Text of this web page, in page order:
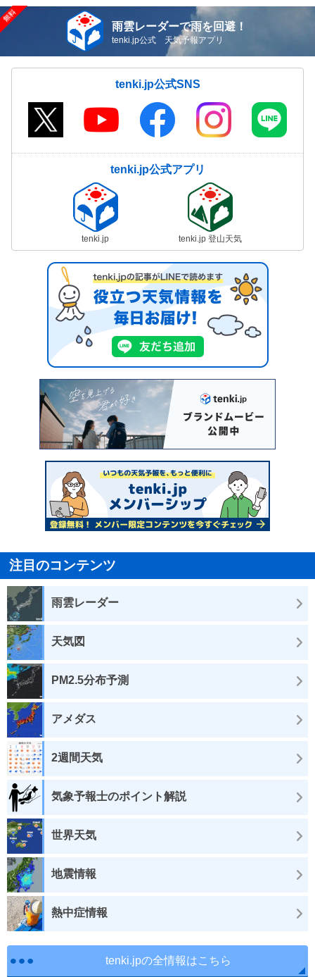
雨雲レーダーで雨を回避！
tenki.jp公式 天気予報アプリ
tenki.jp公式SNS
tenki.jp公式アプリ
tenki.jp tenki.jp 登山天気
注目のコンテンツ
雨雲レーダー
天気図
PM2.5分布予測
アメダス
2週間天気
気象予報士のポイント解説
世界天気
地震情報
熱中症情報
tenki.jpの全情報はこちら